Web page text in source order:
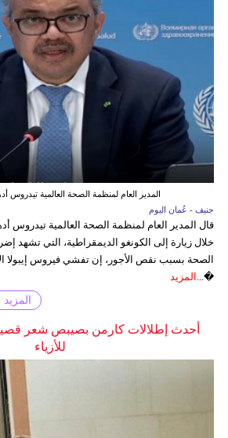
المدير العام لمنظمة الصحة العالمية تيدروس
جنيف - عُمان اليوم
قال المدير العام لمنظمة الصحة العالمية تيدروس
خلال زيارة إلى الكونغو الديمقراطية، التي تشهد
الصحة بسبب نقص الأجور، إن تفشي فيروس إيبولا
�...
المزيد
أحدث إطلالات كارمن بصيبص شعر
للأزياء